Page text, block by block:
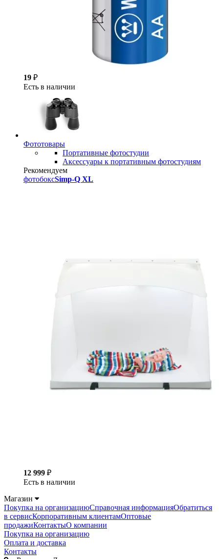
19 ₽
Есть в наличии
Фототовары
Портативные фотостудии
Аксессуары к портативным фотостудиям
Рекомендуем
фотобоксSimp-Q XL
12 999 ₽
Есть в наличии
Магазин
Покупка на организациюСправочная информацияОбратиться
в сервисКорпоративным клиентамОптовые
продажиКонтактыО компании
Покупка на организацию
Оплата и доставка
Контакты